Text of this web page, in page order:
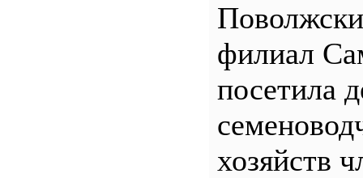
филиал
посетила
хозяйств